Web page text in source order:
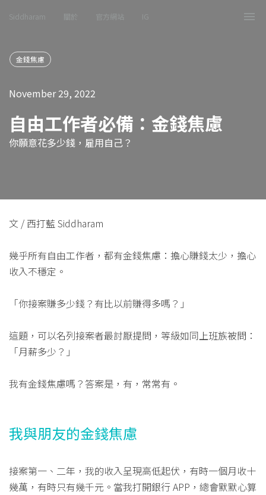
Siddharam 關於 官方網站 IG
金錢焦慮
November 29, 2022
自由工作者必備：金錢焦慮
你願意花多少錢，雇用自己？
文 / 西打藍 Siddharam
幾乎所有自由工作者，都有金錢焦慮：擔心賺錢太少，擔心
收入不穩定。
「你接案賺多少錢？有比以前賺得多嗎？」
這題，可以名列接案者最討厭提問，等級如同上班族被問：
「月薪多少？」
我有金錢焦慮嗎？答案是，有，常常有。
我與朋友的金錢焦慮
接案第一、二年，我的收入呈現高低起伏，有時一個月收十
幾萬，有時只有幾千元。當我打開銀行 APP，總會默默心算